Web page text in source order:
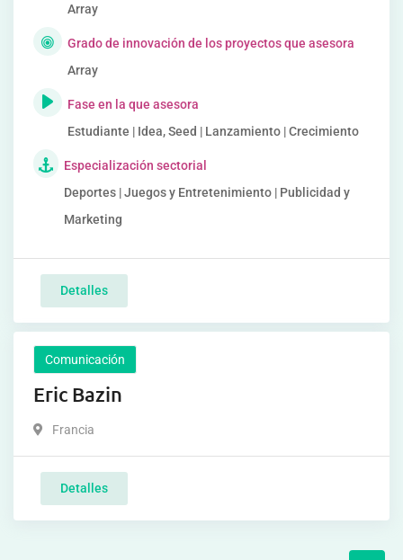
Array
Grado de innovación de los proyectos que asesora
Array
Fase en la que asesora
Estudiante | Idea, Seed | Lanzamiento | Crecimiento
Especialización sectorial
Deportes | Juegos y Entretenimiento | Publicidad y
Marketing
Detalles
Comunicación
Eric Bazin
Francia
Detalles